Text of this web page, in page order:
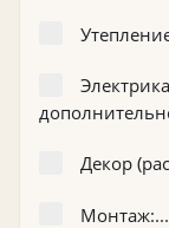
Декор